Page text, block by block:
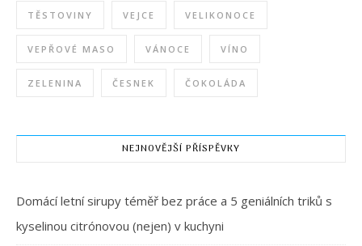
TĚSTOVINY VEJCE VELIKONOCE
VEPŘOVÉ MASO VÁNOCE VÍNO
ZELENINA ČESNEK ČOKOLÁDA
NEJNOVĚJŠÍ PŘÍSPĚVKY
Domácí letní sirupy téměř bez práce a 5 geniálních triků s
kyselinou citrónovou (nejen) v kuchyni